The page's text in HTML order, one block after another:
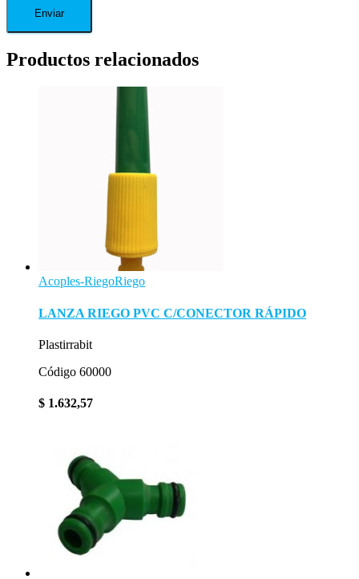
Productos relacionados
Acoples-RiegoRiego
LANZA RIEGO PVC C/CONECTOR RÁPIDO
Plastirrabit
Código 60000
$ 1.632,57